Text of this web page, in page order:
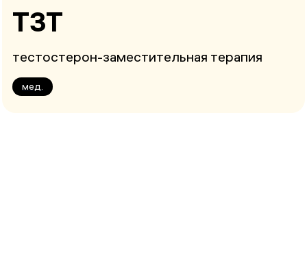
ТЗТ
тестостерон-заместительная терапия
мед.